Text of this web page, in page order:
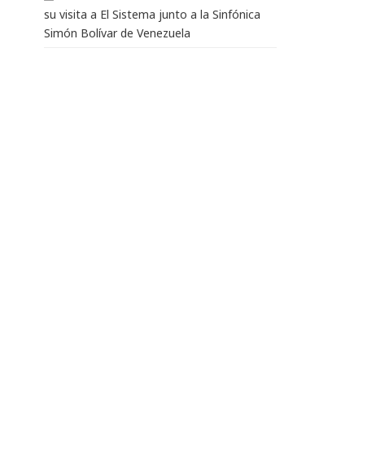
su visita a El Sistema junto a la Sinfónica
Simón Bolívar de Venezuela